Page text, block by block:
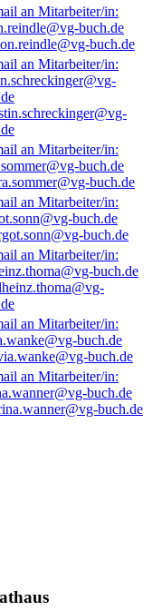
buch.de
buch.de
buch.de
buch.de
buch.de